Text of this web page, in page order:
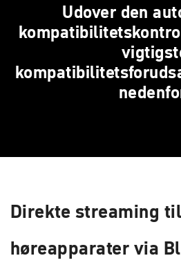
Udover den
Direkte streaming til
høreapparater via